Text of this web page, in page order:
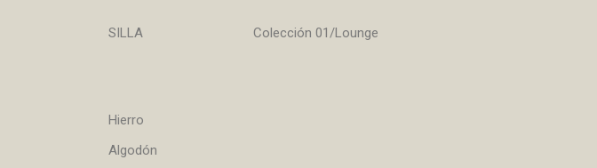
SILLA Colección 01/Lounge
Hierro
Algodón